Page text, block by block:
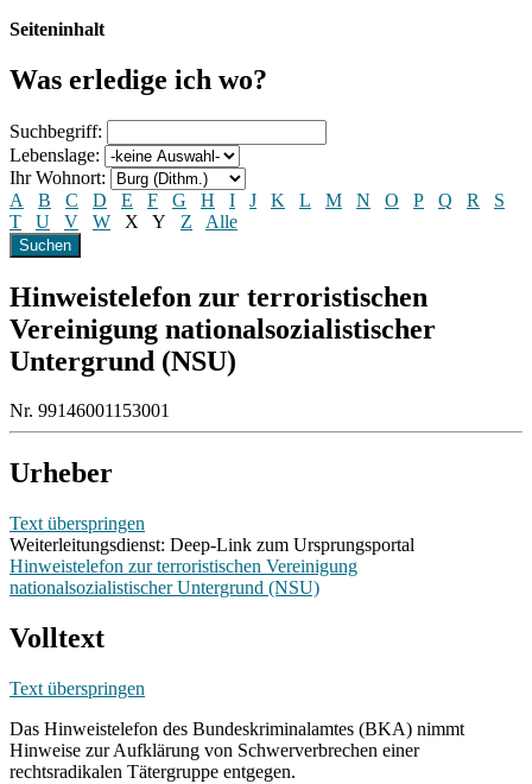
Seiteninhalt
Was erledige ich wo?
Suchbegriff:
Lebenslage:
Ihr Wohnort:
A
B C D E F G H I J K L M N O P Q R
S
T
U V W X Y Z Alle
Hinweistelefon zur terroristischen
Vereinigung nationalsozialistischer
Untergrund (NSU)
Nr. 99146001153001
Urheber
Text überspringen
Weiterleitungsdienst: Deep-Link zum Ursprungsportal
Hinweistelefon zur terroristischen Vereinigung
nationalsozialistischer Untergrund (NSU)
Volltext
Text überspringen
Das Hinweistelefon des Bundeskriminalamtes (BKA) nimmt
Hinweise zur Aufklärung von Schwerverbrechen einer
rechtsradikalen Tätergruppe entgegen.